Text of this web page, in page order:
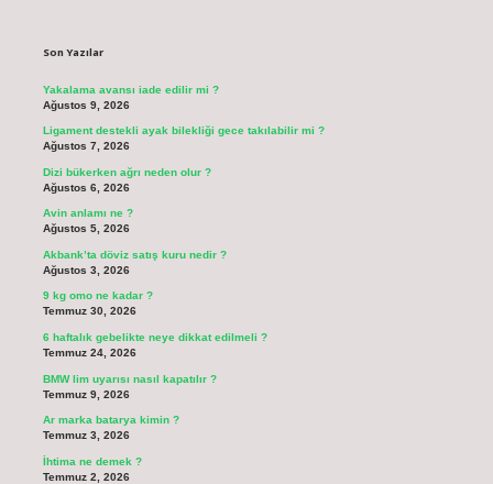
Son Yazılar
Yakalama avansı iade edilir mi ?
Ağustos 9, 2026
Ligament destekli ayak bilekliği gece takılabilir mi ?
Ağustos 7, 2026
Dizi bükerken ağrı neden olur ?
Ağustos 6, 2026
Avin anlamı ne ?
Ağustos 5, 2026
Akbank’ta döviz satış kuru nedir ?
Ağustos 3, 2026
9 kg omo ne kadar ?
Temmuz 30, 2026
6 haftalık gebelikte neye dikkat edilmeli ?
Temmuz 24, 2026
BMW lim uyarısı nasıl kapatılır ?
Temmuz 9, 2026
Ar marka batarya kimin ?
Temmuz 3, 2026
İhtima ne demek ?
Temmuz 2, 2026